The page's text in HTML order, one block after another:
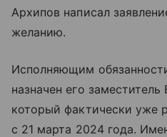
Архипов написал
желанию.
Исполняющим
назначен его
который фактически уже
с 21 марта 2024 года.